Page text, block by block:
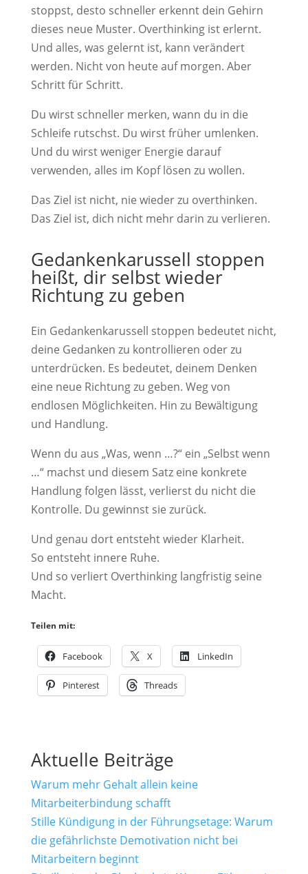
stoppst, desto schneller erkennt dein Gehirn
dieses neue Muster. Overthinking ist erlernt.
Und alles, was gelernt ist, kann verändert
werden. Nicht von heute auf morgen. Aber
Schritt für Schritt.
Du wirst schneller merken, wann du in die
Schleife rutschst. Du wirst früher umlenken.
Und du wirst weniger Energie darauf
verwenden, alles im Kopf lösen zu wollen.
Das Ziel ist nicht, nie wieder zu overthinken.
Das Ziel ist, dich nicht mehr darin zu verlieren.
Gedankenkarussell stoppen
heißt, dir selbst wieder
Richtung zu geben
Ein Gedankenkarussell stoppen bedeutet nicht,
deine Gedanken zu kontrollieren oder zu
unterdrücken. Es bedeutet, deinem Denken
eine neue Richtung zu geben. Weg von
endlosen Möglichkeiten. Hin zu Bewältigung
und Handlung.
Wenn du aus „Was, wenn …?“ ein „Selbst wenn
…“ machst und diesem Satz eine konkrete
Handlung folgen lässt, verlierst du nicht die
Kontrolle. Du gewinnst sie zurück.
Und genau dort entsteht wieder Klarheit.
So entsteht innere Ruhe.
Und so verliert Overthinking langfristig seine
Macht.
Teilen mit:
Facebook X LinkedIn
Pinterest Threads
Aktuelle Beiträge
Warum mehr Gehalt allein keine
Mitarbeiterbindung schafft
Stille Kündigung in der Führungsetage: Warum
die gefährlichste Demotivation nicht bei
Mitarbeitern beginnt